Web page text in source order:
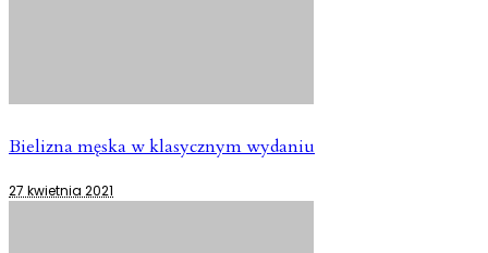
Bielizna męska w klasycznym wydaniu
27 kwietnia 2021